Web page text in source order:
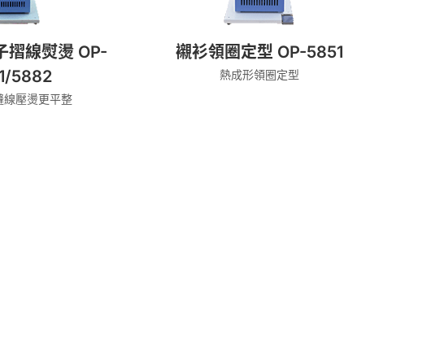
摺線熨燙 OP-
5882
線壓燙更平整
襯衫領圈定型 OP-5851
熱成形領圈定型